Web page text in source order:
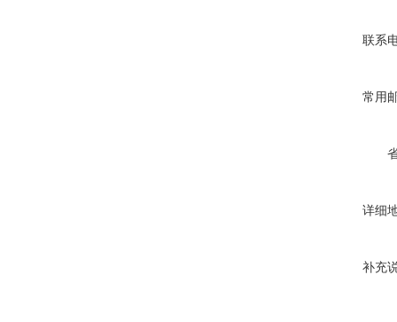
联系
常用
详细
补充